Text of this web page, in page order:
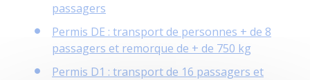
passagers
Permis DE : transport de personnes + de 8
passagers et remorque de + de 750 kg
Permis D1 : transport de 16 passagers et